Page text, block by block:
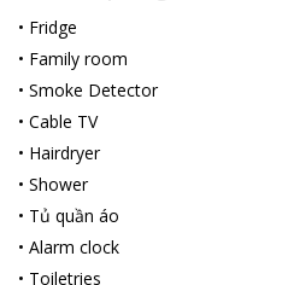
• Fridge
• Family room
• Smoke Detector
• Cable TV
• Hairdryer
• Shower
• Tủ quần áo
• Alarm clock
• Toiletries